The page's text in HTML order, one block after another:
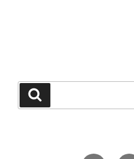
חיפוש